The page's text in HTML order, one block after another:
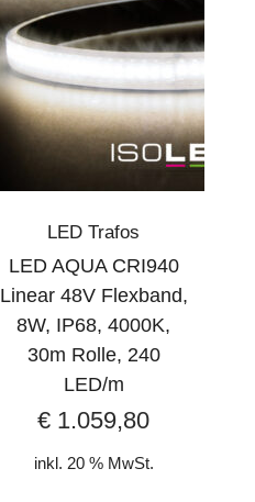
LED Trafos
LED AQUA CRI940
Linear 48V Flexband,
8W, IP68, 4000K,
30m Rolle, 240
LED/m
€ 1.059,80
inkl. 20 % MwSt.